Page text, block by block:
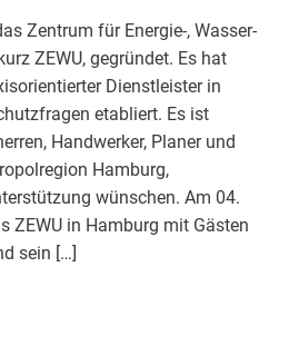
Zentrum für Energie-, Wasser-
ZEWU, gegründet. Es hat
Dienstleister in
etabliert. Es ist
Handwerker, Planer und
Hamburg,
wünschen. Am 04.
ZEWU in Hamburg mit Gästen
sein […]